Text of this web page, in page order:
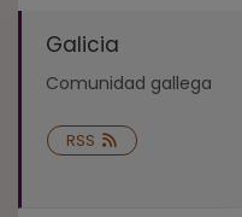
Galicia
Comunidad gallega
RSS